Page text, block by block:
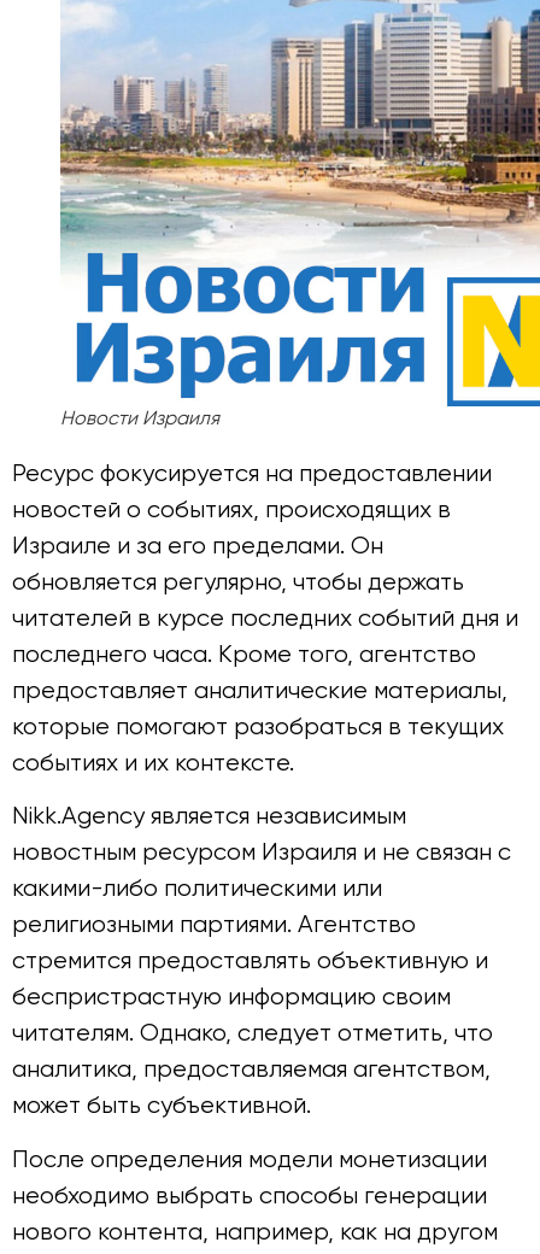
Новости Израиля
Ресурс фокусируется на предоставлении
новостей о событиях, происходящих в
Израиле и за его пределами. Он
обновляется регулярно, чтобы держать
читателей в курсе последних событий дня и
последнего часа. Кроме того, агентство
предоставляет аналитические материалы,
которые помогают разобраться в текущих
событиях и их контексте.
Nikk.Agency является независимым
новостным ресурсом Израиля и не связан с
какими-либо политическими или
религиозными партиями. Агентство
стремится предоставлять объективную и
беспристрастную информацию своим
читателям. Однако, следует отметить, что
аналитика, предоставляемая агентством,
может быть субъективной.
После определения модели монетизации
необходимо выбрать способы генерации
нового контента, например, как на другом